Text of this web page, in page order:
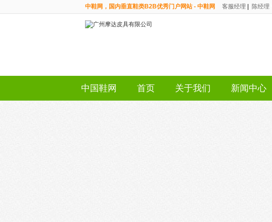
中鞋网，国内垂直鞋类B2B优秀门户网站 - 中鞋网 客服经理 陈经理
中国鞋网 首页 关于我们 新闻中心